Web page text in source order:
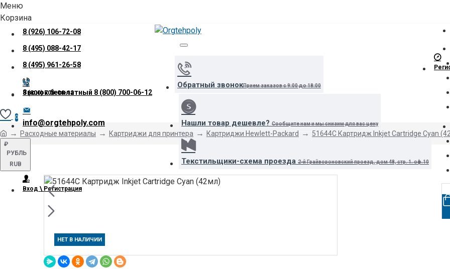
Меню
Корзина
8 (926) 106-72-08
8 (495) 088-42-17
8 (495) 961-26-58
Звонок бесплатный 8 (800) 700-06-12
info@orgtehpoly.com
₽
РУБЛЬ
RUB
Вход \ Регистрация
Обратный звонокПрием заказов с 9:00 до 18:00
Нашли товар дешевле? Сообщите нам и мы снизим для вас цену
Текстильщики-схема проезда 2-й Грайвороновский проезд, дом 48, стр. 1. оф.10
8 (800) 700-06-12
0
Расходные материалы Картриджи для принтера Картриджи Hewlett-Packard 51644C Картридж Inkjet Cartridge Cyan
НЕТ В НАЛИЧИИ